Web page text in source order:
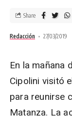
Redacción 27/03/2019
Share
En la mañana
Cipolini visitó
para reunirse
Matanza. La